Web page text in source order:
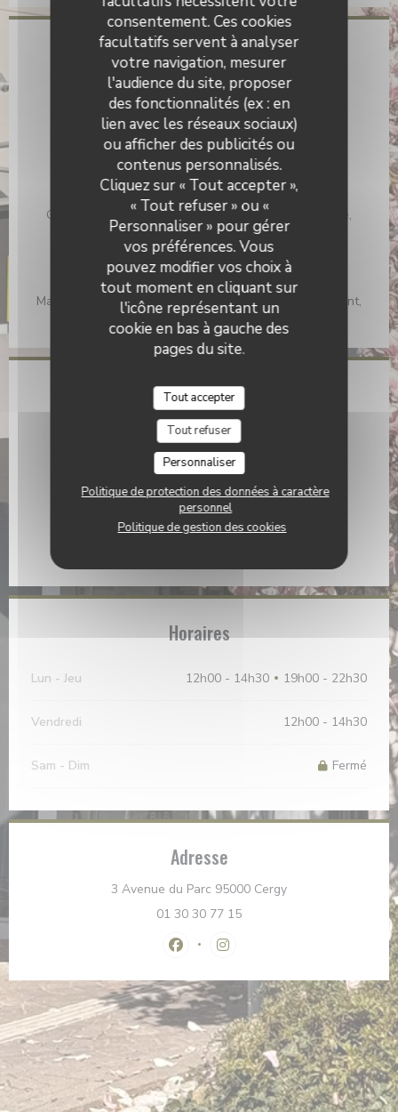
consentement. Ces cookies
facultatifs servent à analyser
votre navigation, mesurer
l'audience du site, proposer
des fonctionnalités (ex : en
lien avec les réseaux sociaux)
ou afficher des publicités ou
contenus personnalisés.
Cliquez sur « Tout accepter »,
« Tout refuser » ou «
Personnaliser » pour gérer
vos préférences. Vous
pouvez modifier vos choix à
tout moment en cliquant sur
l'icône représentant un
cookie en bas à gauche des
pages du site.
Tout accepter
Tout refuser
Personnaliser
Politique de protection des données à caractère
personnel
Politique de gestion des cookies
Infos pratiques
Cuisine
Fait maison, Produits frais
Type de restaurant
Restaurant Traditionnel
Services
Climatisation, Accès aux personnes à mobilité réduite,
Terrasse, Wifi
Moyens de paiement
Carte bancaire, Sans Contact, Eurocard/Mastercard,
Maestro, Visa, Carte Bleue, Apple Pay, Ticket Restaurant,
Paiement Sans Contact, Espèces
Accès
Métro
RER A CERGY PREFECTURE
PARKING VELO A DISPOSITION
Parking
Horaires
Lun - Jeu 12h00 - 14h30 • 19h00 - 22h30
Vendredi 12h00 - 14h30
Sam - Dim Fermé
Adresse
3 Avenue du Parc 95000 Cergy((ouvre une
01 30 30 77 15
Facebook ((ouvre une nouvelle
Instagram ((ouvre une